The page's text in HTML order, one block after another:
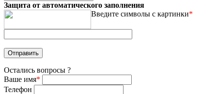
Защита от автоматического заполнения
Введите символы с картинки*
Остались вопросы ?
Ваше имя*
Телефон